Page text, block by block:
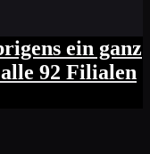
ein ganz
92 Filialen